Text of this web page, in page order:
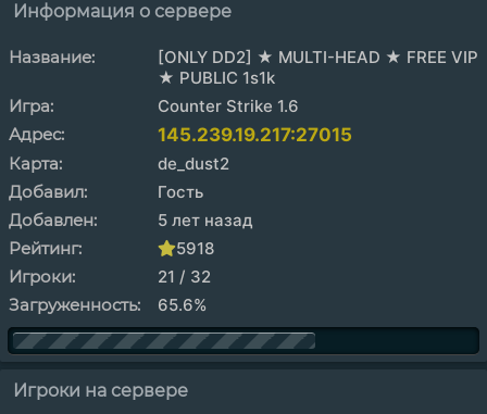
Информация о сервере
Название:
[ONLY DD2] ★ MULTI-HEAD ★ FREE VIP
★ PUBLIC 1s1k
Игра:
Counter Strike 1.6
Адрес:
145.239.19.217:27015
Карта:
de_dust2
Добавил:
Гость
Добавлен:
5 лет назад
Рейтинг:
5918
Игроки:
21 / 32
Загруженность:
65.6%
Игроки на сервере